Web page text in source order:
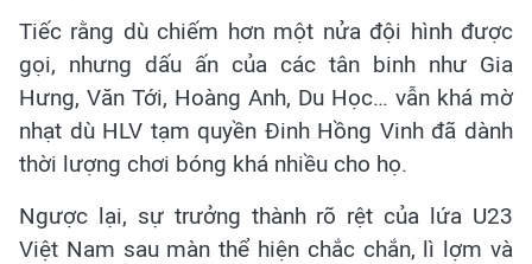
Tiếc rằng dù chiếm hơn một nửa đội hình được
gọi, nhưng dấu ấn của các tân binh như Gia
Hưng, Văn Tới, Hoàng Anh, Du Học… vẫn khá mờ
nhạt dù HLV tạm quyền Đinh Hồng Vinh đã dành
thời lượng chơi bóng khá nhiều cho họ.
Ngược lại, sự trưởng thành rõ rệt của lứa U23
Việt Nam sau màn thể hiện chắc chắn, lì lợm và